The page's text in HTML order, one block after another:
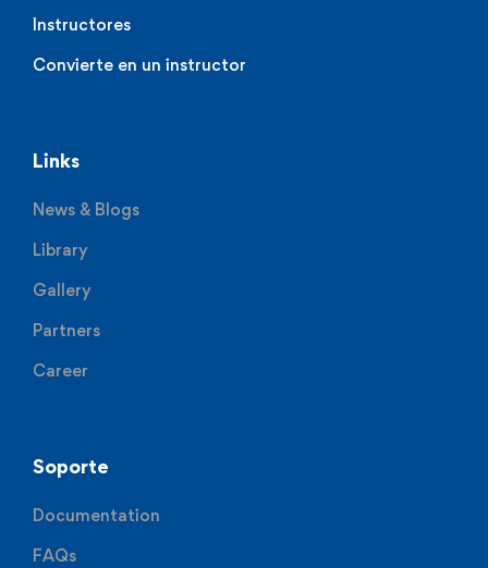
Instructores
Convierte en un instructor
Links
News & Blogs
Library
Gallery
Partners
Career
Soporte
Documentation
FAQs